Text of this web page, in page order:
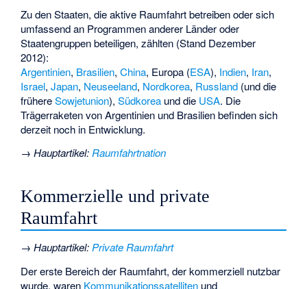
Zu den Staaten, die aktive Raumfahrt betreiben oder sich
umfassend an Programmen anderer Länder oder
Staatengruppen beteiligen, zählten (Stand Dezember
2012):
Argentinien, Brasilien,China, Europa (ESA), Indien, Iran,
Israel,Japan, Neuseeland, Nordkorea, Russland (und die
frühereSowjetunion),Südkorea und die USA. Die
Trägerraketen von Argentinien und Brasilien befinden sich
derzeit noch in Entwicklung.
→Hauptartikel: Raumfahrtnation
Kommerzielle und private
Raumfahrt
→Hauptartikel: Private Raumfahrt
Der erste Bereich der Raumfahrt, der kommerziell nutzbar
wurde, waren Kommunikationssatelliten und